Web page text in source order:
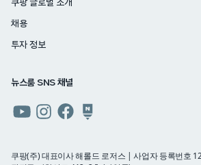
쿠팡 글로벌 소개
채용
투자 정보
뉴스룸 SNS 채널
유튜브인스타그램
페이스북네이버
쿠팡(주) 대표이사 해롤드 로저스 | 사업자 등록번호